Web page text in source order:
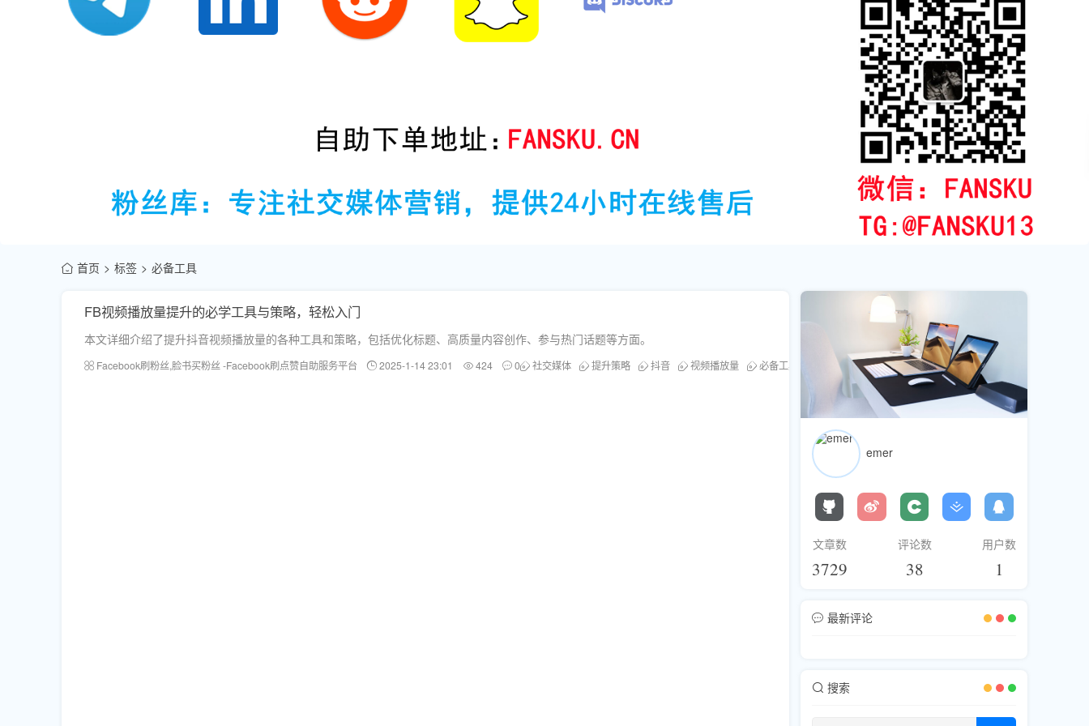
首页 标签 必备工具
FB视频播放量提升的必学工具与策略，轻松入门
本文详细介绍了提升抖音视频播放量的各种工具和策略，包括优化标题、高质量内容创作、参与热门话题等方面。
Facebook刷粉丝,脸书买粉丝 -Facebook刷点赞自助服务平台 2025-1-14 23:01 424 0 社交媒体 提升策略 抖音 视频播放量 必备工具
emer
文章数
3729
评论数
38
用户数
1
最新评论
搜索